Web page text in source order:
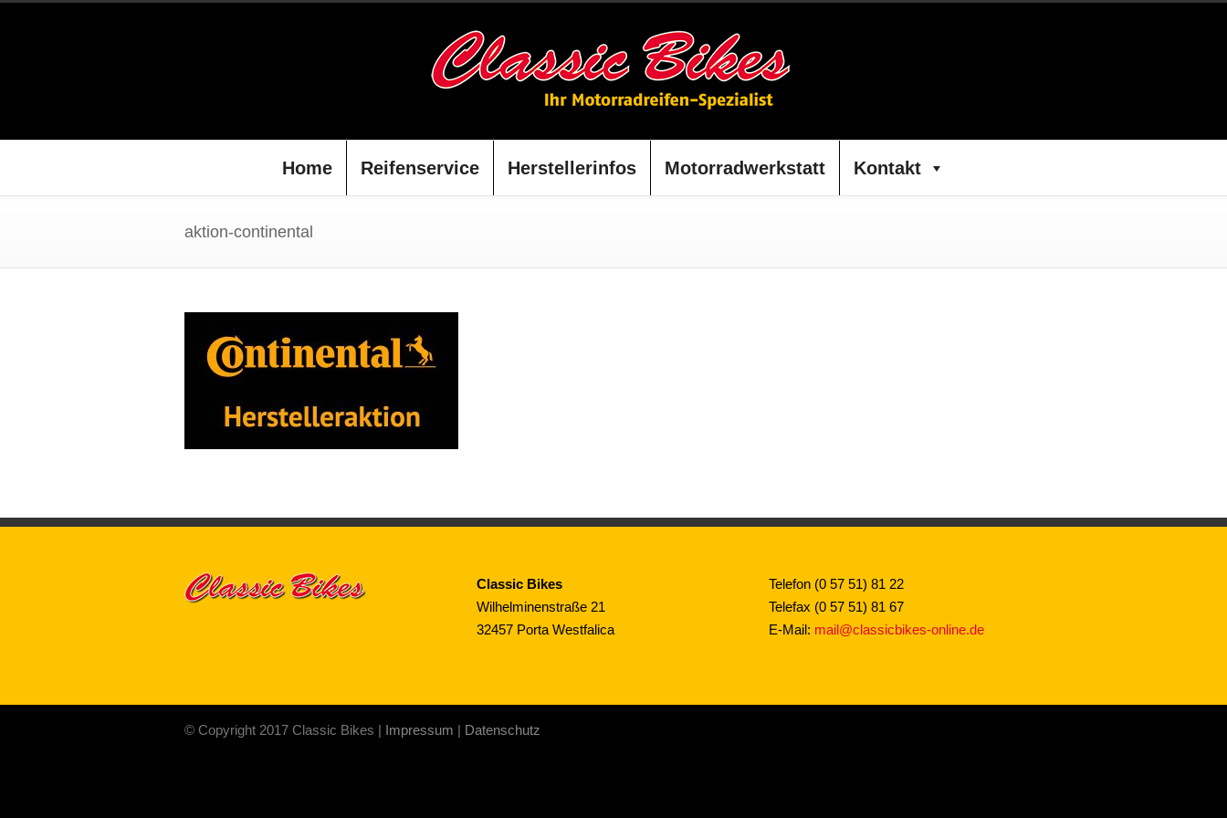
Home Reifenservice Herstellerinfos Motorradwerkstatt Kontakt
aktion-continental
Classic Bikes
Wilhelminenstraße 21
32457 Porta Westfalica
Telefon (0 57 51) 81 22
Telefax (0 57 51) 81 67
E-Mail: mail@classicbikes-online.de
© Copyright 2017 Classic Bikes | Impressum | Datenschutz